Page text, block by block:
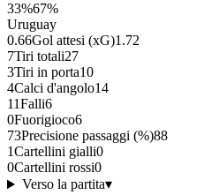
33%67%
Uruguay
0.66Gol attesi (xG)1.72
7Tiri totali27
3Tiri in porta10
4Calci d'angolo14
11Falli6
0Fuorigioco6
73Precisione passaggi (%)88
1Cartellini gialli0
0Cartellini rossi0
Verso la partita▾